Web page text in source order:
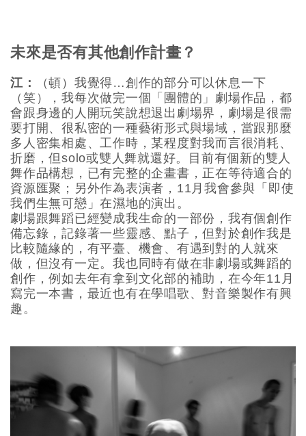
未來是否有其他創作計畫？
江：
（頓）我覺得…創作的部分可以休息一下
（笑），我每次做完一個「團體的」劇場作品，都
會跟身邊的人開玩笑說想退出劇場界，劇場是很需
要打開、很私密的一種藝術形式與場域，當跟那麼
多人密集相處、工作時，某程度對我而言很消耗、
折磨，但solo或雙人舞就還好。目前有個新的雙人
舞作品構想，已有完整的企畫書，正在等待適合的
資源匯聚；另外作為表演者，11月我會參與「即使
我們生無可戀」在濕地的演出。
劇場跟舞蹈已經變成我生命的一部份，我有個創作
備忘錄，記錄著一些靈感、點子，但對於創作我是
比較隨緣的，有平臺、機會、有遇到對的人就來
做，但沒有一定。我也同時有做在非劇場或舞蹈的
創作，例如去年有拿到文化部的補助，在今年11月
寫完一本書，最近也有在學唱歌、對音樂製作有興
趣。